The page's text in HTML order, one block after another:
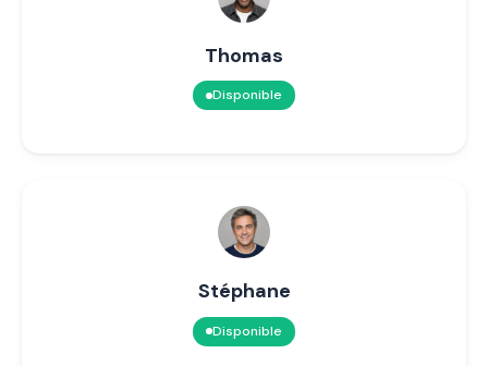
Thomas
Disponible
Stéphane
Disponible